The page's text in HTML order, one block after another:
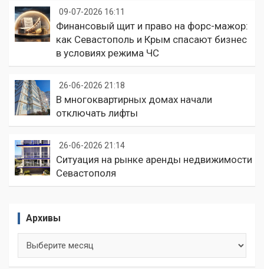
09-07-2026 16:11
Финансовый щит и право на форс-мажор:
как Севастополь и Крым спасают бизнес
в условиях режима ЧС
26-06-2026 21:18
В многоквартирных домах начали
отключать лифты
26-06-2026 21:14
Ситуация на рынке аренды недвижимости
Севастополя
Архивы